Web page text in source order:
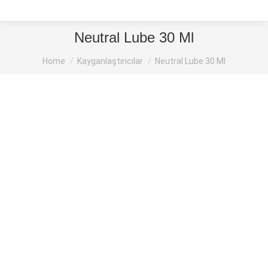
Neutral Lube 30 Ml
You are here:
Home Kayganlaştırıcılar Neutral Lube 30 Ml